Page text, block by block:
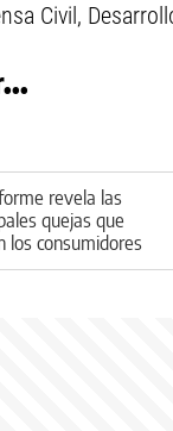
Civil,
revela las
quejas que
los consumidores